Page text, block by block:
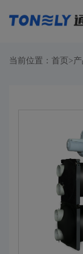
当前位置： 首页 >